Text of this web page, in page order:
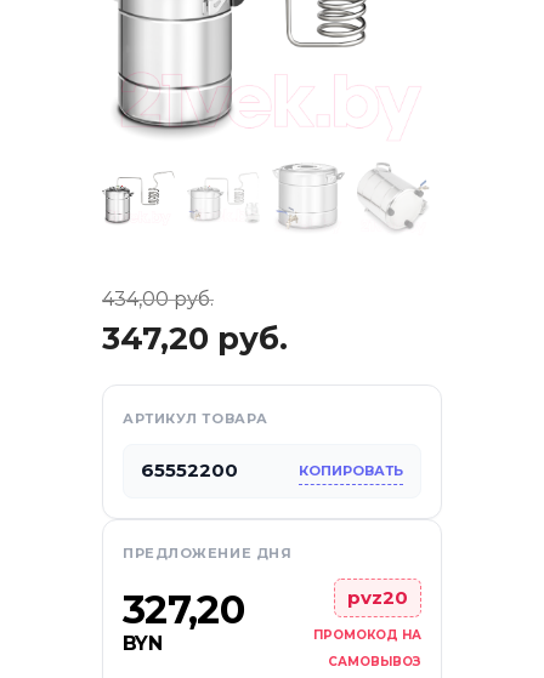
434,00руб.
347,20 руб.
АРТИКУЛ ТОВАРА
65552200 КОПИРОВАТЬ
ПРЕДЛОЖЕНИЕ ДНЯ
327,20
BYN
pvz20
ПРОМОКОД НА
САМОВЫВОЗ